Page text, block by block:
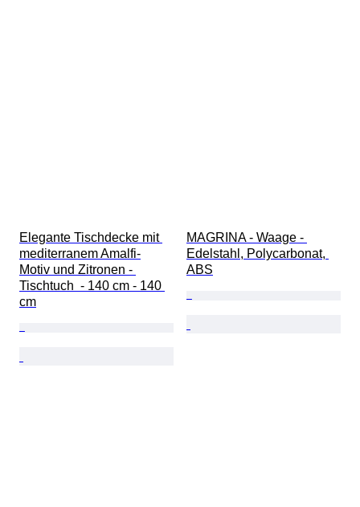
Elegante Tischdecke mit
mediterranem Amalfi-
Motiv und Zitronen -
Tischtuch  - 140 cm - 140
cm
MAGRINA - Waage -
Edelstahl, Polycarbonat,
ABS